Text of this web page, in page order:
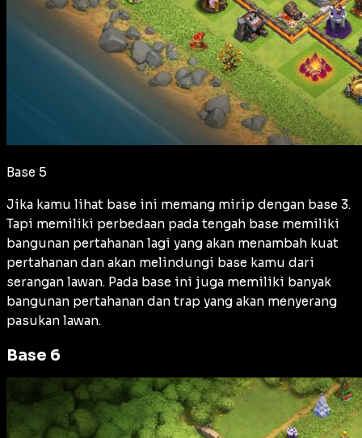
Base 5
Jika kamu lihat base ini memang mirip dengan base 3.
Tapi memiliki perbedaan pada tengah base memiliki
bangunan pertahanan lagi yang akan menambah kuat
pertahanan dan akan melindungi base kamu dari
serangan lawan. Pada base ini juga memiliki banyak
bangunan pertahanan dan trap yang akan menyerang
pasukan lawan.
Base 6